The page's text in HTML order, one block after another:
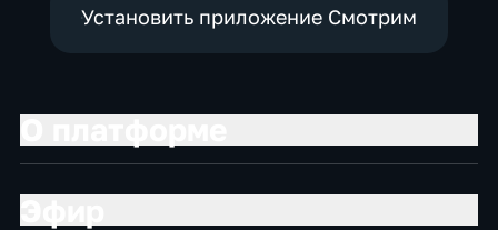
Установить приложение Смотрим